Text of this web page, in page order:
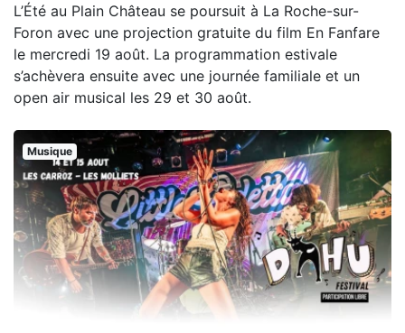
L’Été au Plain Château se poursuit à La Roche-sur-
Foron avec une projection gratuite du film En Fanfare
le mercredi 19 août. La programmation estivale
s’achèvera ensuite avec une journée familiale et un
open air musical les 29 et 30 août.
Musique